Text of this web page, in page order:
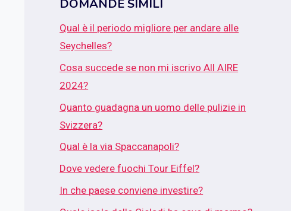
DOMANDE SIMILI
Qual è il periodo migliore per andare alle
Seychelles?
Cosa succede se non mi iscrivo All AIRE
2024?
Quanto guadagna un uomo delle pulizie in
Svizzera?
Qual è la via Spaccanapoli?
Dove vedere fuochi Tour Eiffel?
In che paese conviene investire?